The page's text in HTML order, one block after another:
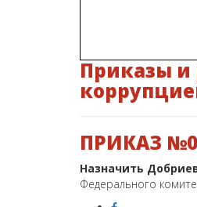
Приказы и
ПРИКАЗ
Назначить
Федерального